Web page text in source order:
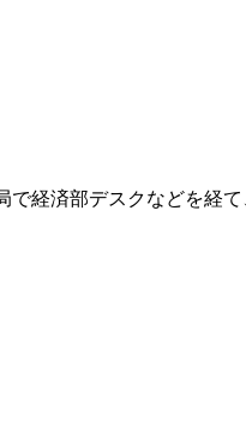
経済部デスクなどを経